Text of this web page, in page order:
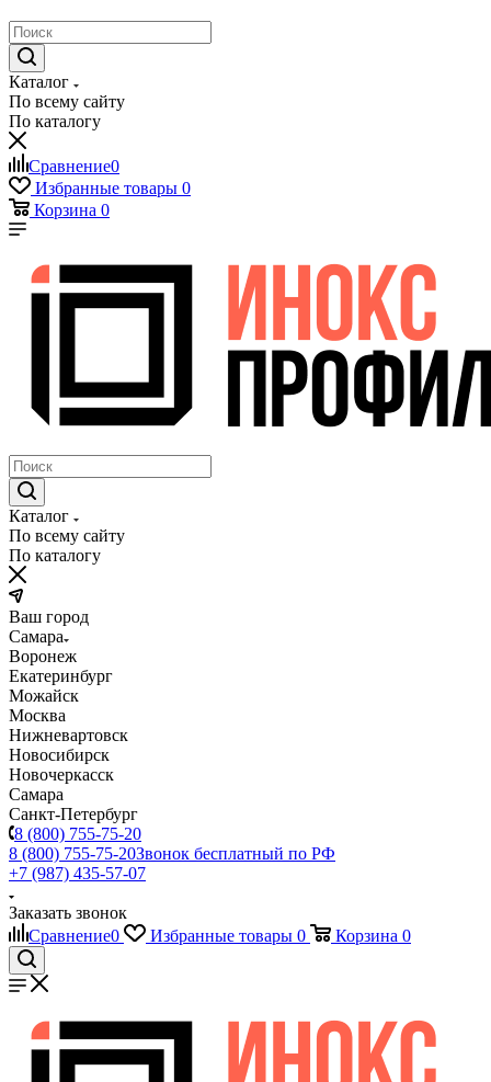
Каталог
По всему сайту
По каталогу
Сравнение0
Избранные товары 0
Корзина 0
Каталог
По всему сайту
По каталогу
Ваш город
Самара
Воронеж
Екатеринбург
Можайск
Москва
Нижневартовск
Новосибирск
Новочеркасск
Самара
Санкт-Петербург
8 (800) 755-75-20
8 (800) 755-75-20Звонок бесплатный по РФ
+7 (987) 435-57-07
Заказать звонок
Сравнение0 Избранные товары 0 Корзина 0